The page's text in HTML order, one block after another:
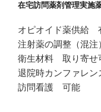
在宅訪問薬剤管理実施
オピオイド薬供給
注射薬の調整（混注
衛生材料 取り寄せ
退院時カンファレ
訪問看護 可能